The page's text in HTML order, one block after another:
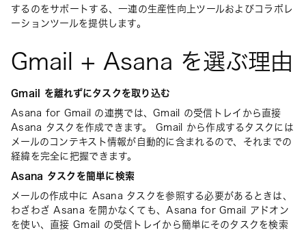
するのをサポートする、一連の生産性向上ツールおよびコラボレ
ーションツールを提供します。
Gmail + Asana を選ぶ理由
Gmail を離れずにタスクを取り込む
Asana for Gmail の連携では、Gmail の受信トレイから直接
Asana タスクを作成できます。 Gmail から作成するタスクには
メールのコンテキスト情報が自動的に含まれるので、それまでの
経緯を完全に把握できます。
Asana タスクを簡単に検索
メールの作成中に Asana タスクを参照する必要があるときは、
わざわざ Asana を開かなくても、Asana for Gmail アドオン
を使い、直接 Gmail の受信トレイから簡単にそのタスクを検索